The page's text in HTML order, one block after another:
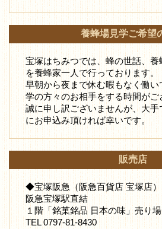
養蜂場見学ご希望
宝塚はちみつでは、蜂の世話、
を養蜂家一人で行っております。
早朝から夜まで休む暇もなく働
学の方々のお相手をする時間がご
誠に申し訳ございませんが、大
にお申込み頂ければ幸いです。
販売店
◆宝塚阪急（阪急百貨店 宝塚店）
阪急宝塚駅直結
１階「銘菓銘品 日本の味」売り場
TEL 0797-81-8430